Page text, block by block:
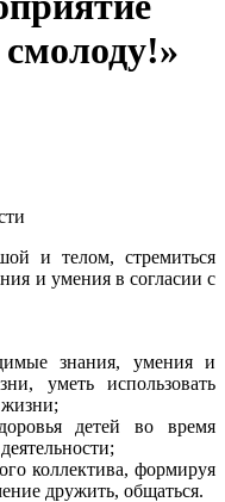
смолоду!»
и телом, стремиться
и умения в согласии с
знания, умения и
уметь использовать
детей во время
коллектива, формируя
дружить, общаться.